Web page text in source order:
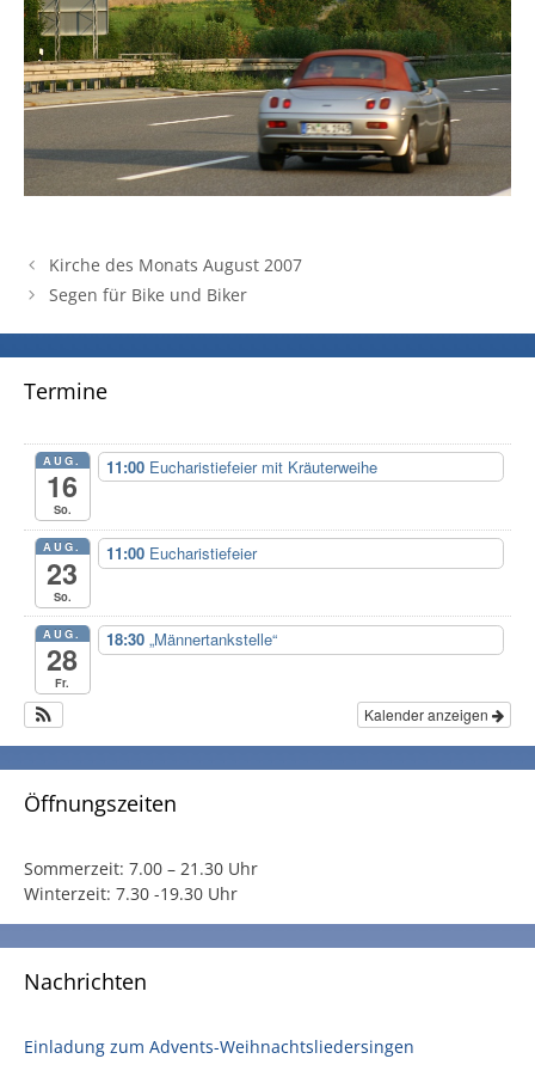
Kirche des Monats August 2007
Segen für Bike und Biker
Termine
AUG.
16
So.
11:00 Eucharistiefeier mit Kräuterweihe
AUG.
23
So.
11:00 Eucharistiefeier
AUG.
28
Fr.
18:30 „Männertankstelle“
Kalender anzeigen
Öffnungszeiten
Sommerzeit: 7.00 – 21.30 Uhr
Winterzeit: 7.30 -19.30 Uhr
Nachrichten
Einladung zum Advents-Weihnachtsliedersingen